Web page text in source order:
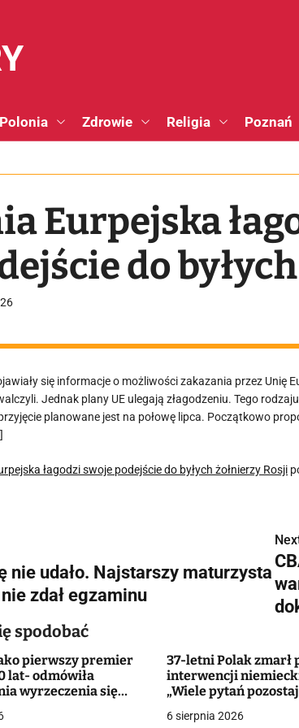
Polonia Zdrowie Religia Poznań
Eurpejska
do
się informacje o możliwości zakazania przez Unię
Jednak plany UE ulegają złagodzeniu. Tego
planowane jest na połowę lipca. Początkowo
łagodzi swoje podejście do byłych żołnierzy Rosji
nie udało. Najstarszy maturzysta
zdał egzaminu
spodobać
pierwszy premier
lat- odmówiła
wyrzeczenia się
37-letni Polak zmarł
interwencji
„Wiele pytań
6 sierpnia 2026